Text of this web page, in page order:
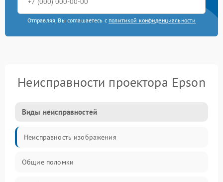
Отправляя, Вы соглашаетесь с политикой конфиденциальности
Неисправности проектора Epson
Виды неисправностей
Неисправность изображения
Общие поломки